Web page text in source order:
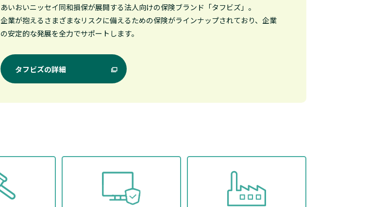
あいおいニッセイ同和損保が展開する法人向けの保険ブランド「タフビズ」。
企業が抱えるさまざまなリスクに備えるための保険がラインナップされており、企業
の安定的な発展を全力でサポートします。
タフビズの詳細